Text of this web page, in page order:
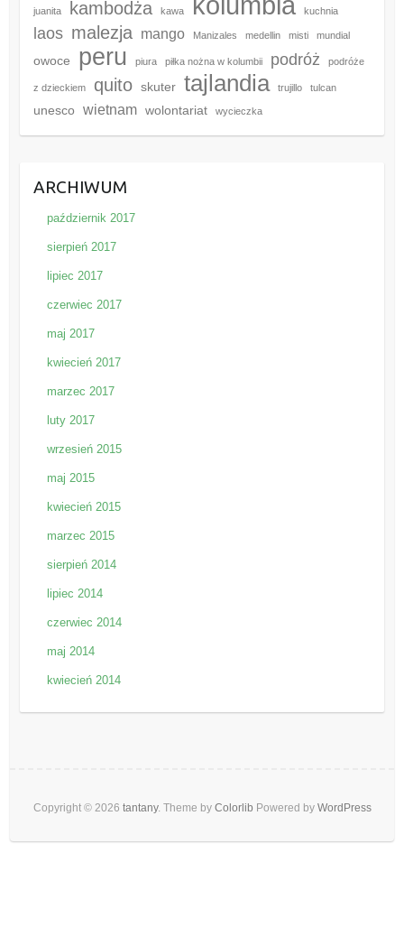
juanita kambodża kawa kuchnia
laos malezja mango Manizales medellin misti mundial
owoce peru piura piłka nożna w kolumbii podróż podróże
z dzieckiem quito skuter tajlandia trujillo tulcan
unesco wietnam wolontariat wycieczka
ARCHIWUM
październik 2017
sierpień 2017
lipiec 2017
czerwiec 2017
maj 2017
kwiecień 2017
marzec 2017
luty 2017
wrzesień 2015
maj 2015
kwiecień 2015
marzec 2015
sierpień 2014
lipiec 2014
czerwiec 2014
maj 2014
kwiecień 2014
Copyright © 2026 tantany. Theme by Colorlib Powered by WordPress